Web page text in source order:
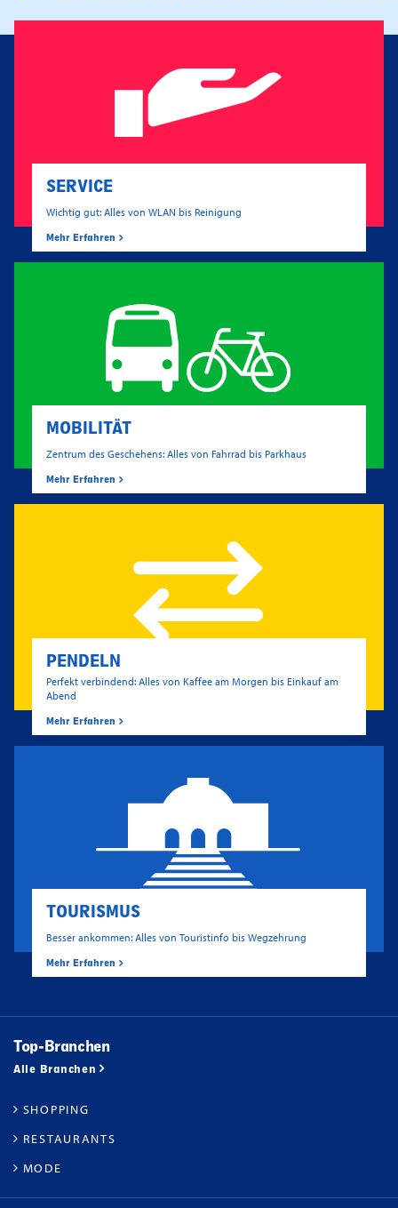
SERVICE
Wichtig gut: Alles von WLAN bis Reinigung
Mehr Erfahren
MOBILITÄT
Zentrum des Geschehens: Alles von Fahrrad bis Parkhaus
Mehr Erfahren
PENDELN
Perfekt verbindend: Alles von Kaffee am Morgen bis Einkauf am
Abend
Mehr Erfahren
TOURISMUS
Besser ankommen: Alles von Touristinfo bis Wegzehrung
Mehr Erfahren
Top-Branchen
Alle Branchen
SHOPPING
RESTAURANTS
MODE